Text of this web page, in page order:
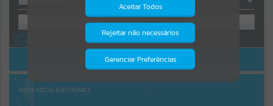
Por favor, aguarde...
OU
Cadastre-se|Recuperar Senha
ACESSAR SEM LOGIN
NOTA FISCAL ELETRÔNICA
Aceitar Todos
Rejeitar não necessários
Gerenciar Preferências
Isto significa que diversos recursos
providenciados poderão não estar